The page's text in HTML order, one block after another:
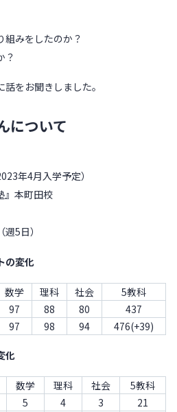
組みをしたのか？
？
をお聞きしました。
について
年4月入学予定）
』本町田校
5日）
の変化
数学 理科 社会
5教科
97 88 80
437
97 98 94 476(+39)
化
数学 理科 社会
5教科
5 4 3
21